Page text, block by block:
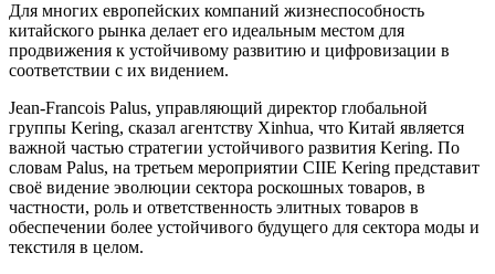
Для многих европейских компаний жизнеспособность
китайского рынка делает его идеальным местом для
продвижения к устойчивому развитию и цифровизации в
соответствии с их видением.
Jean-Francois Palus, управляющий директор глобальной
группы Kering, сказал агентству Xinhua, что Китай является
важной частью стратегии устойчивого развития Kering. По
словам Palus, на третьем мероприятии CIIE Kering представит
своё видение эволюции сектора роскошных товаров, в
частности, роль и ответственность элитных товаров в
обеспечении более устойчивого будущего для сектора моды и
текстиля в целом.